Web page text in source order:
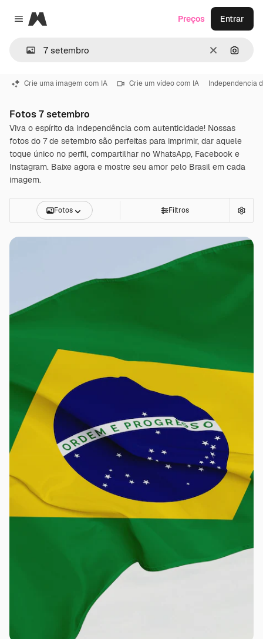
Close menu
Magnific
Limpar
Preços Entrar
Crie uma imagem com IA Crie um vídeo com IA Independencia
Fotos 7 setembro
Viva o espírito da independência com autenticidade! Nossas
fotos do 7 de setembro são perfeitas para imprimir, dar aquele
toque único no perfil, compartilhar no WhatsApp, Facebook e
Instagram. Baixe agora e mostre seu amor pelo Brasil em cada
imagem.
Fotos Filtros